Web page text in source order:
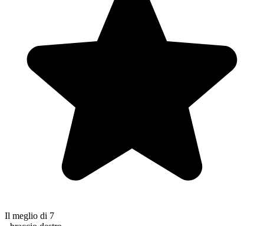
Il meglio di 7